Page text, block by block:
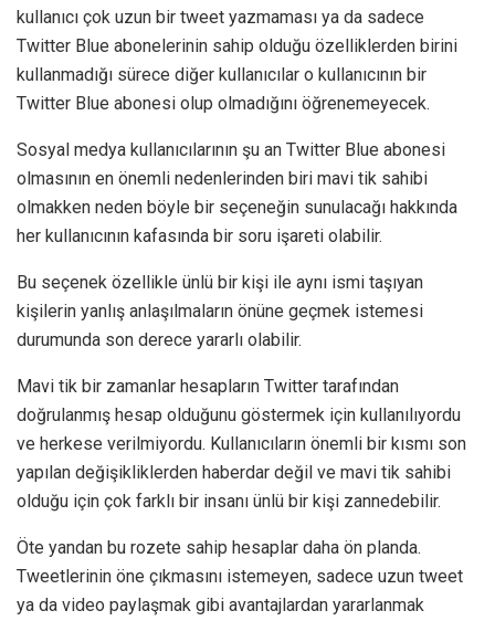
kullanıcı çok uzun bir tweet yazmaması ya da sadece
Twitter Blue abonelerinin sahip olduğu özelliklerden birini
kullanmadığı sürece diğer kullanıcılar o kullanıcının bir
Twitter Blue abonesi olup olmadığını öğrenemeyecek.
Sosyal medya kullanıcılarının şu an Twitter Blue abonesi
olmasının en önemli nedenlerinden biri mavi tik sahibi
olmakken neden böyle bir seçeneğin sunulacağı hakkında
her kullanıcının kafasında bir soru işareti olabilir.
Bu seçenek özellikle ünlü bir kişi ile aynı ismi taşıyan
kişilerin yanlış anlaşılmaların önüne geçmek istemesi
durumunda son derece yararlı olabilir.
Mavi tik bir zamanlar hesapların Twitter tarafından
doğrulanmış hesap olduğunu göstermek için kullanılıyordu
ve herkese verilmiyordu. Kullanıcıların önemli bir kısmı son
yapılan değişikliklerden haberdar değil ve mavi tik sahibi
olduğu için çok farklı bir insanı ünlü bir kişi zannedebilir.
Öte yandan bu rozete sahip hesaplar daha ön planda.
Tweetlerinin öne çıkmasını istemeyen, sadece uzun tweet
ya da video paylaşmak gibi avantajlardan yararlanmak